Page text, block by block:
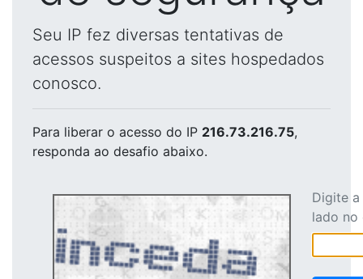
Seu IP fez diversas tentativas de
acessos suspeitos a sites hospedados
conosco.
Para liberar o acesso do IP 216.73.216.75,
responda ao desafio abaixo.
Digite
lado no